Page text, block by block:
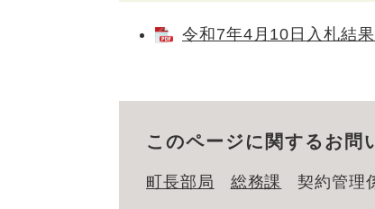
令和7年4月10日入札結
このページに関するお問
町長部局 総務課 契約管理